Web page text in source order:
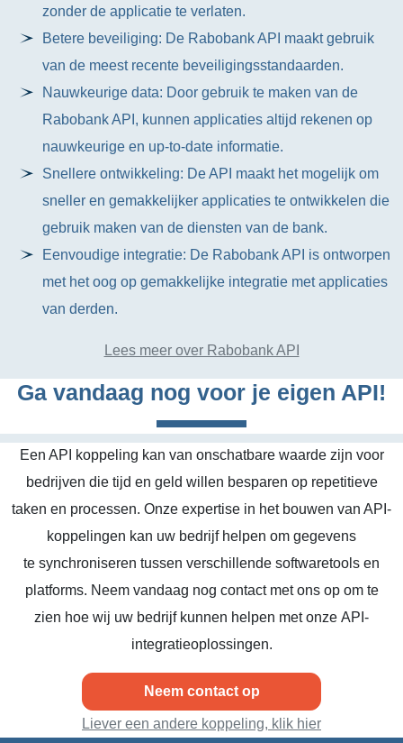
zonder de applicatie te verlaten.
Betere beveiliging: De Rabobank API maakt gebruik
van de meest recente beveiligingsstandaarden.
Nauwkeurige data: Door gebruik te maken van de
Rabobank API, kunnen applicaties altijd rekenen op
nauwkeurige en up-to-date informatie.
Snellere ontwikkeling: De API maakt het mogelijk om
sneller en gemakkelijker applicaties te ontwikkelen die
gebruik maken van de diensten van de bank.
Eenvoudige integratie: De Rabobank API is ontworpen
met het oog op gemakkelijke integratie met applicaties
van derden.
Lees meer over Rabobank API
Ga vandaag nog voor je eigen API!
Een API koppeling kan van onschatbare waarde zijn voor
bedrijven die tijd en geld willen besparen op repetitieve
taken en processen. Onze expertise in het bouwen van API-
koppelingen kan uw bedrijf helpen om gegevens
te synchroniseren tussen verschillende softwaretools en
platforms. Neem vandaag nog contact met ons op om te
zien hoe wij uw bedrijf kunnen helpen met onze API-
integratieoplossingen.
Neem contact op
Liever een andere koppeling, klik hier